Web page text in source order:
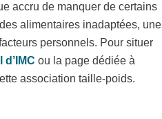
accru de manquer de certains
alimentaires inadaptées, une
personnels. Pour situer
d’IMC ou la page dédiée à
association taille-poids.